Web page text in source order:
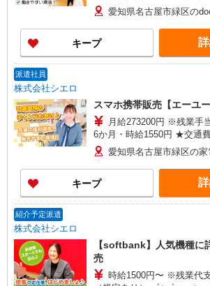
+゜ 入社祝い金10万円支給(規定有) お
頂くと, インセンティブ支給(規定有)
い・週払い可能（規程有）
+゜・。○。・゜+゜
愛知県名古屋市緑区の
キープ
派遣社員
株式会社シエロ
スマホ携帯販売【エーユー
月給273200円 ※残業手
6か月・時給1550円 ★交通
り） ゜+゜・。○。・゜+゜・。○。・゜+゜ 入社
祝い金10万円支給(規定有) お友達を紹介頂くと, イ
ンセンティブ支給(規定有)
○。・゜+゜
愛知県名古屋市緑区の家
キープ
紹介予定派遣
株式会社シエロ
【softbank】人気機種に
売
時給1500円〜 ※残業代